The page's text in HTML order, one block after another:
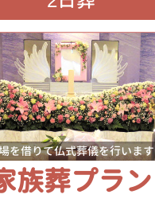
を借りて仏式葬儀を行います
族葬プラン